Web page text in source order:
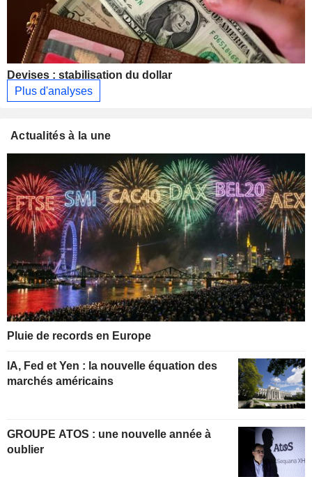
Devises : stabilisation du dollar
Plus d'analyses
Actualités à la une
Pluie de records en Europe
IA, Fed et Yen : la nouvelle équation des
marchés américains
GROUPE ATOS : une nouvelle année à
oublier